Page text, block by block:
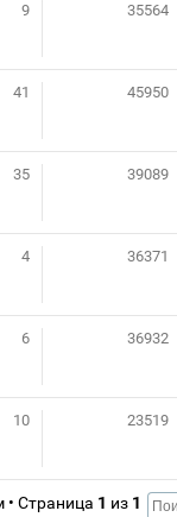
9 35564
41 45950
35 39089
4 36371
6 36932
10 23519
• Страница 1 из 1